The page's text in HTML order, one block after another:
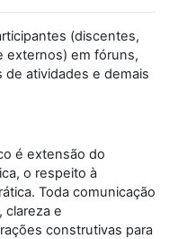
(discentes,
externos) em fóruns,
atividades e demais
é extensão do
o respeito à
Toda comunicação
clareza e
construtivas para